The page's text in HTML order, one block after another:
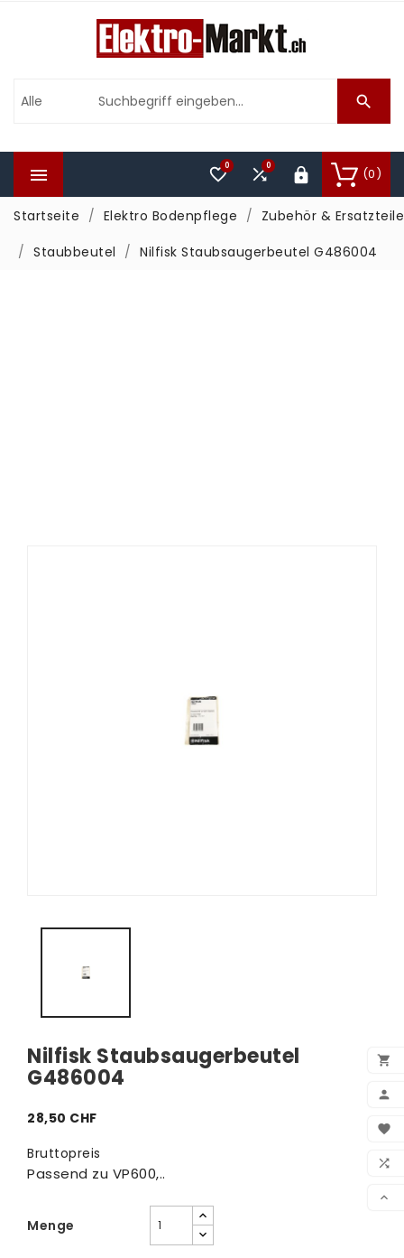






 (0)

0
0
Startseite Elektro Bodenpflege
Zubehör & Ersatzteile
Staubbeutel
Nilfisk Staubsaugerbeutel G486004
Nilfisk Staubsaugerbeutel
G486004
28,50 CHF
Bruttopreis
Passend zu VP600,..
Menge